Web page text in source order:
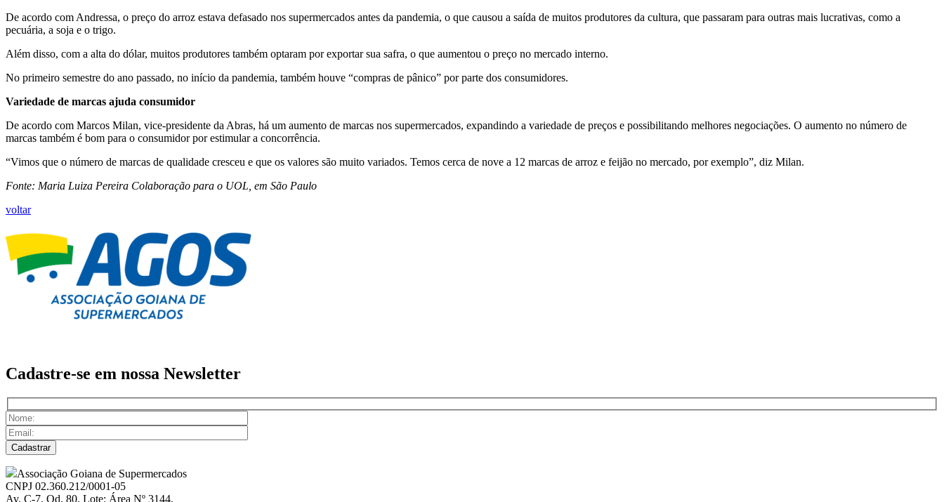
De acordo com Andressa, o preço do arroz estava defasado nos supermercados antes da pandemia, o que causou a saída de muitos produtores da cultura, que passaram para outras mais lucrativas, como a
pecuária, a soja e o trigo.
Além disso, com a alta do dólar, muitos produtores também optaram por exportar sua safra, o que aumentou o preço no mercado interno.
No primeiro semestre do ano passado, no início da pandemia, também houve “compras de pânico” por parte dos consumidores.
Variedade de marcas ajuda consumidor
De acordo com Marcos Milan, vice-presidente da Abras, há um aumento de marcas nos supermercados, expandindo a variedade de preços e possibilitando melhores negociações. O aumento no número de
marcas também é bom para o consumidor por estimular a concorrência.
“Vimos que o número de marcas de qualidade cresceu e que os valores são muito variados. Temos cerca de nove a 12 marcas de arroz e feijão no mercado, por exemplo”, diz Milan.
Fonte: Maria Luiza Pereira Colaboração para o UOL, em São Paulo
voltar
Cadastre-se em nossa Newsletter
Associação Goiana de Supermercados
CNPJ 02.360.212/0001-05
Av. C-7, Qd. 80, Lote: Área Nº 3144,